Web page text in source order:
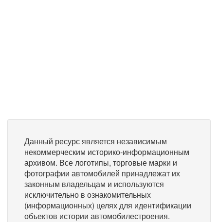
Данный ресурс является независимым
некоммерческим историко-информационным
архивом. Все логотипы, торговые марки и
фотографии автомобилей принадлежат их
законным владельцам и используются
исключительно в ознакомительных
(информационных) целях для идентификации
объектов истории автомобилестроения.